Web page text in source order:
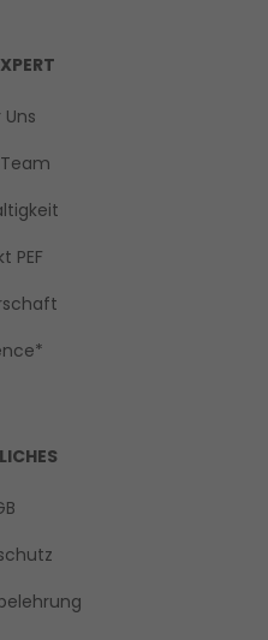
Uns
PEF